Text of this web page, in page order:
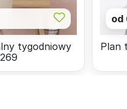
tygodniowy
od
Plan